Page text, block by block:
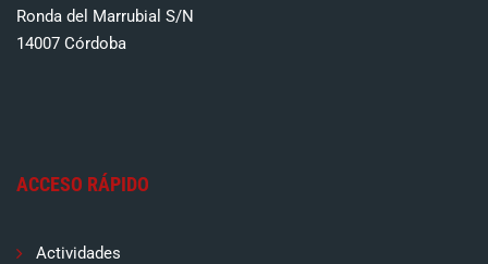
Ronda del Marrubial S/N
14007 Córdoba
ACCESO RÁPIDO
Actividades